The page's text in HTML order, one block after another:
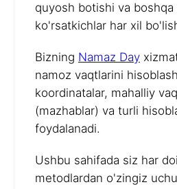
quyosh botishi va
ko'rsatkichlar har xil
Bizning Namaz Day
namoz vaqtlarini
koordinatalar, mahalliy
(mazhablar) va turli
foydalanadi.
Ushbu sahifada siz har
metodlardan o'zingiz